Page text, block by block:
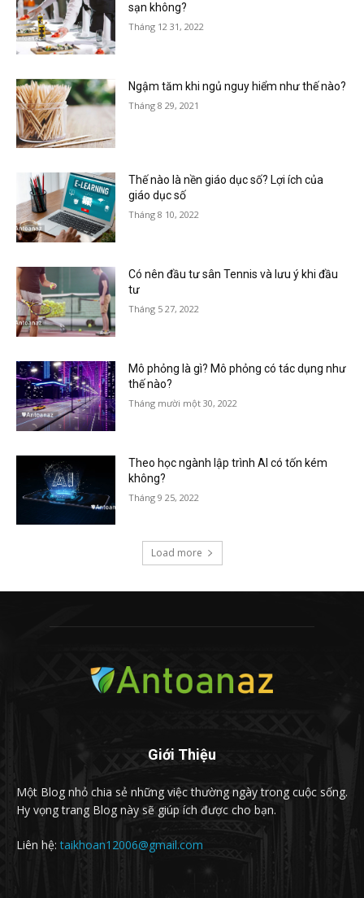
sạn không?
Tháng 12 31, 2022
Ngậm tăm khi ngủ nguy hiểm như thế nào?
Tháng 8 29, 2021
Thế nào là nền giáo dục số? Lợi ích của
giáo dục số
Tháng 8 10, 2022
Có nên đầu tư sân Tennis và lưu ý khi đầu
tư
Tháng 5 27, 2022
Mô phỏng là gì? Mô phỏng có tác dụng như
thế nào?
Tháng mười một 30, 2022
Theo học ngành lập trình AI có tốn kém
không?
Tháng 9 25, 2022
Load more
Giới Thiệu
Một Blog nhỏ chia sẻ những việc thường ngày trong cuộc sống.
Hy vọng trang Blog này sẽ giúp ích được cho bạn.
Liên hệ:taikhoan12006@gmail.com